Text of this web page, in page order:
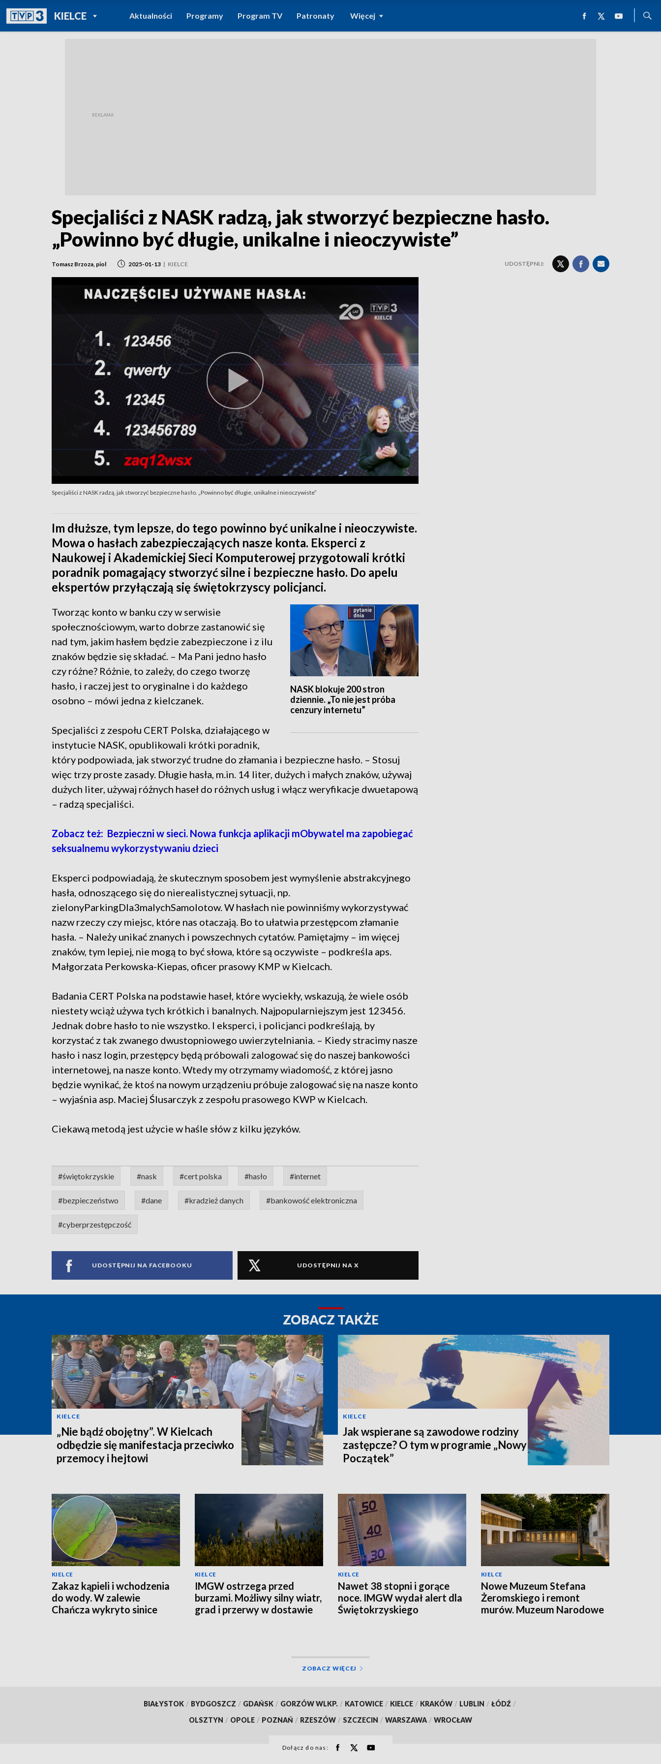
KIELCEPOWRÓT DO
TVP REGIONY
Aktualności Programy Program TV Patronaty Więcej
Specjaliści z NASK radzą, jak stworzyć bezpieczne hasło.
„Powinno być długie, unikalne i nieoczywiste”
Tomasz Brzoza, piol 2025-01-13 | KIELCE UDOSTĘPNIJ:
Specjaliści z NASK radzą, jak stworzyć bezpieczne hasło. „Powinno być długie, unikalne i nieoczywiste”
Im dłuższe, tym lepsze, do tego powinno być unikalne i nieoczywiste.
Mowa o hasłach zabezpieczających nasze konta. Eksperci z
Naukowej i Akademickiej Sieci Komputerowej przygotowali krótki
poradnik pomagający stworzyć silne i bezpieczne hasło. Do apelu
ekspertów przyłączają się świętokrzyscy policjanci.
NASK blokuje 200 stron
dziennie. „To nie jest próba
cenzury internetu”
Tworząc konto w banku czy w serwisie
społecznościowym, warto dobrze zastanowić się
nad tym, jakim hasłem będzie zabezpieczone i z ilu
znaków będzie się składać. – Ma Pani jedno hasło
czy różne? Różnie, to zależy, do czego tworzę
hasło, i raczej jest to oryginalne i do każdego
osobno – mówi jedna z kielczanek.
Specjaliści z zespołu CERT Polska, działającego w
instytucie NASK, opublikowali krótki poradnik,
który podpowiada, jak stworzyć trudne do złamania i bezpieczne hasło. – Stosuj
więc trzy proste zasady. Długie hasła, m.in. 14 liter, dużych i małych znaków, używaj
dużych liter, używaj różnych haseł do różnych usług i włącz weryfikacje dwuetapową
– radzą specjaliści.
Zobacz też: Bezpieczni w sieci. Nowa funkcja aplikacji mObywatel ma zapobiegać
seksualnemu wykorzystywaniu dzieci
Eksperci podpowiadają, że skutecznym sposobem jest wymyślenie abstrakcyjnego
hasła, odnoszącego się do nierealistycznej sytuacji, np.
zielonyParkingDla3malychSamolotow. W hasłach nie powinniśmy wykorzystywać
nazw rzeczy czy miejsc, które nas otaczają. Bo to ułatwia przestępcom złamanie
hasła. – Należy unikać znanych i powszechnych cytatów. Pamiętajmy – im więcej
znaków, tym lepiej, nie mogą to być słowa, które są oczywiste – podkreśla aps.
Małgorzata Perkowska-Kiepas, oficer prasowy KMP w Kielcach.
Badania CERT Polska na podstawie haseł, które wyciekły, wskazują, że wiele osób
niestety wciąż używa tych krótkich i banalnych. Najpopularniejszym jest 123456.
Jednak dobre hasło to nie wszystko. I eksperci, i policjanci podkreślają, by
korzystać z tak zwanego dwustopniowego uwierzytelniania. – Kiedy stracimy nasze
hasło i nasz login, przestępcy będą próbowali zalogować się do naszej bankowości
internetowej, na nasze konto. Wtedy my otrzymamy wiadomość, z której jasno
będzie wynikać, że ktoś na nowym urządzeniu próbuje zalogować się na nasze konto
– wyjaśnia asp. Maciej Ślusarczyk z zespołu prasowego KWP w Kielcach.
Ciekawą metodą jest użycie w haśle słów z kilku języków.
#świętokrzyskie #nask #cert polska #hasło #internet
#bezpieczeństwo #dane #kradzież danych #bankowość elektroniczna
#cyberprzestępczość
UDOSTĘPNIJ NA FACEBOOKU UDOSTĘPNIJ NA X
ZOBACZ TAKŻE
KIELCE
„Nie bądź obojętny”. W Kielcach
odbędzie się manifestacja przeciwko
przemocy i hejtowi
KIELCE
Jak wspierane są zawodowe rodziny
zastępcze? O tym w programie „Nowy
Początek”
KIELCE
Zakaz kąpieli i wchodzenia
do wody. W zalewie
Chańcza wykryto sinice
KIELCE
IMGW ostrzega przed
burzami. Możliwy silny wiatr,
grad i przerwy w dostawie
KIELCE
Nawet 38 stopni i gorące
noce. IMGW wydał alert dla
Świętokrzyskiego
KIELCE
Nowe Muzeum Stefana
Żeromskiego i remont
murów. Muzeum Narodowe
ZOBACZ WIĘCEJ
BIAŁYSTOK / BYDGOSZCZ / GDAŃSK / GORZÓW WLKP. / KATOWICE / KIELCE / KRAKÓW / LUBLIN / ŁÓDŹ /
OLSZTYN / OPOLE / POZNAŃ / RZESZÓW / SZCZECIN / WARSZAWA / WROCŁAW
Dołącz do nas: